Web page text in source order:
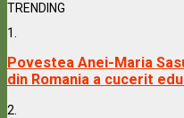
TRENDING
1.
Povestea Anei-Maria
din Romania a cucerit
2.